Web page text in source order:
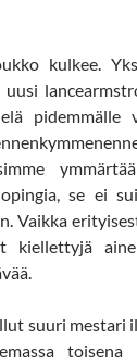
kulkee.
pidemmälle
se ei
Vaikka
kiellettyjä
suuri mestari
toisena